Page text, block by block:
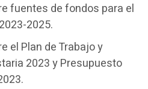
fuentes de fondos para el
2025.
el Plan de Trabajo y
2023 y Presupuesto